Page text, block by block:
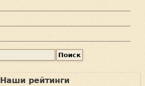
Наши рейтинги